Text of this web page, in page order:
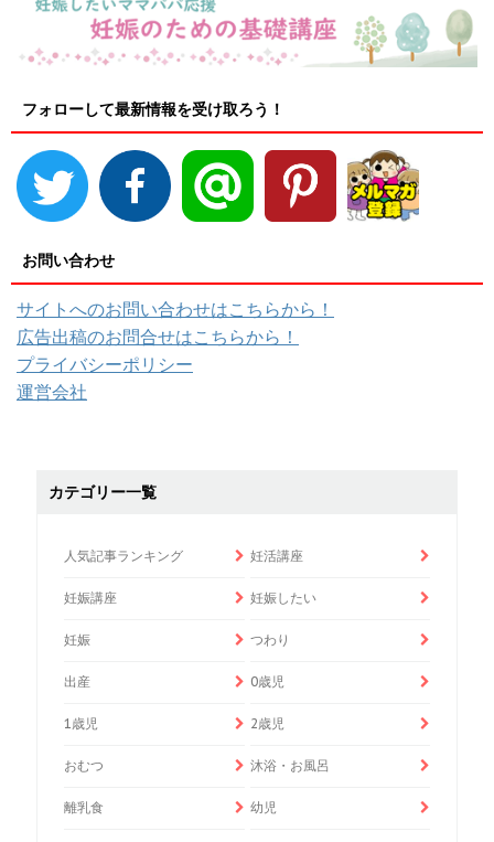
フォローして最新情報を受け取ろう！
お問い合わせ
サイトへのお問い合わせはこちらから！
広告出稿のお問合せはこちらから！
プライバシーポリシー
運営会社
カテゴリー一覧
人気記事ランキング 妊活講座
妊娠講座 妊娠したい
妊娠 つわり
出産 0歳児
1歳児 2歳児
おむつ 沐浴・お風呂
離乳食 幼児